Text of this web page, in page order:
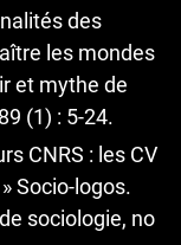
des
les mondes
et mythe de
(1) : 5‑24.
CNRS : les CV
Socio-logos.
sociologie, no